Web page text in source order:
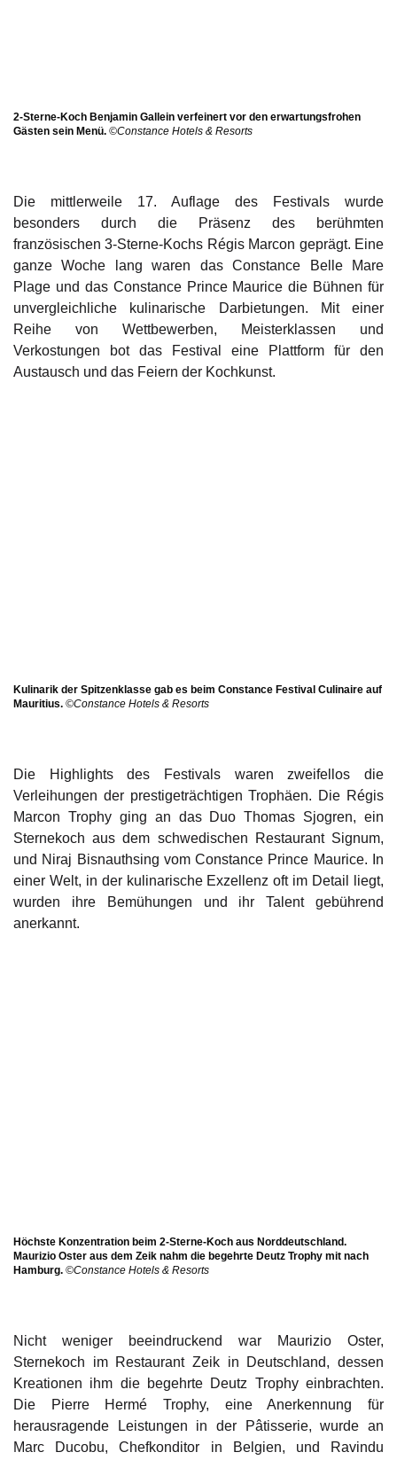
2-Sterne-Koch Benjamin Gallein verfeinert vor den erwartungsfrohen
Gästen sein Menü. ©Constance Hotels & Resorts
Die mittlerweile 17. Auflage des Festivals wurde
besonders durch die Präsenz des berühmten
französischen 3-Sterne-Kochs Régis Marcon geprägt. Eine
ganze Woche lang waren das Constance Belle Mare
Plage und das Constance Prince Maurice die Bühnen für
unvergleichliche kulinarische Darbietungen. Mit einer
Reihe von Wettbewerben, Meisterklassen und
Verkostungen bot das Festival eine Plattform für den
Austausch und das Feiern der Kochkunst.
Kulinarik der Spitzenklasse gab es beim Constance Festival Culinaire auf
Mauritius. ©Constance Hotels & Resorts
Die Highlights des Festivals waren zweifellos die
Verleihungen der prestigeträchtigen Trophäen. Die Régis
Marcon Trophy ging an das Duo Thomas Sjogren, ein
Sternekoch aus dem schwedischen Restaurant Signum,
und Niraj Bisnauthsing vom Constance Prince Maurice. In
einer Welt, in der kulinarische Exzellenz oft im Detail liegt,
wurden ihre Bemühungen und ihr Talent gebührend
anerkannt.
Höchste Konzentration beim 2-Sterne-Koch aus Norddeutschland.
Maurizio Oster aus dem Zeik nahm die begehrte Deutz Trophy mit nach
Hamburg. ©Constance Hotels & Resorts
Nicht weniger beeindruckend war Maurizio Oster,
Sternekoch im Restaurant Zeik in Deutschland, dessen
Kreationen ihm die begehrte Deutz Trophy einbrachten.
Die Pierre Hermé Trophy, eine Anerkennung für
herausragende Leistungen in der Pâtisserie, wurde an
Marc Ducobu, Chefkonditor in Belgien, und Ravindu